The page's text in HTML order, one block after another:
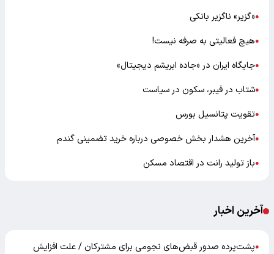
●«گزیر» ناگزیر بانکی
●هیچ فعالیتی به صرفه نیست!
●جایگاه ایران در «جاده ابریشم دیجیتال»
●شتاب در فیبر، سکون در سیاست
●تقویت پتانسیل بورس
●آخرین هشدار بخش خصوصی درباره خرید تضمینی گندم
●باز تولید رانت در اقتصاد مسکن
آخرین اخبار
●پشت‌پرده صدور قبض‌های نجومی برای مشترکان / علت افزایش